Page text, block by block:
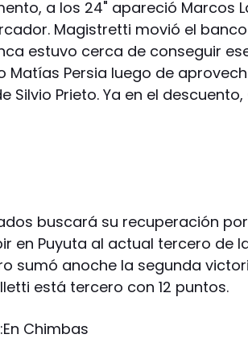
a los 24" apareció Marcos
Magistretti movió el
estuvo cerca de conseguir
Matías Persia luego de
Silvio Prieto. Ya en el
buscará su recuperación
en Puyuta al actual tercero de
sumó anoche la segunda
está tercero con 12 puntos.
Chimbas